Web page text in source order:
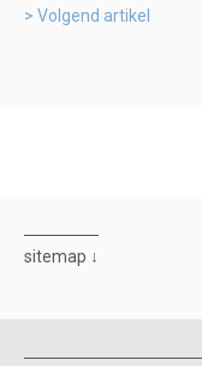
Volgend artikel
sitemap